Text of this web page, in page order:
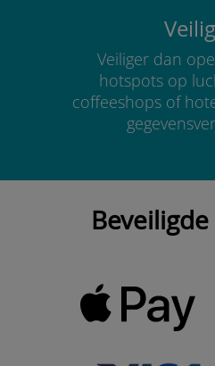
Veiliger dan
hotspots op
coffeeshops of